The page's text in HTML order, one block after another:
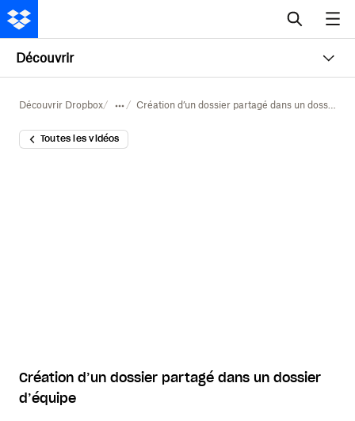
Découvrir
Découvrir Dropbox Création d’un dossier partagé dans un dossier d’équipe
Toutes les vidéos
Création d’un dossier partagé dans un dossier
d’équipe